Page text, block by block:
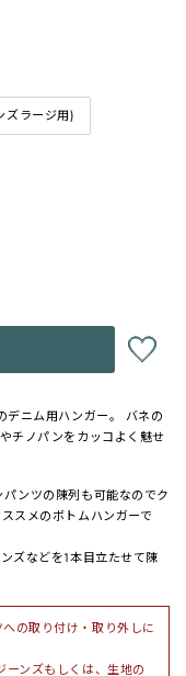
ズラージ用)
デニム用ハンガー。 バネの
チノパンをカッコよく魅せ
ンツの陳列も可能なのでク
スメのボトムハンガーで
ズなどを1本目立たせて陳
の取り付け・取り外しに
ンズもしくは、生地の